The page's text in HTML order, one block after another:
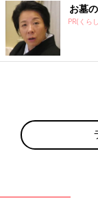
お墓
PR(くら